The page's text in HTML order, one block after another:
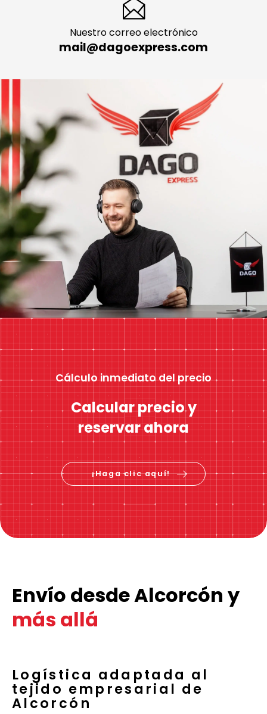
Nuestro correo electrónico
mail@dagoexpress.com
Cálculo inmediato del precio
Calcular precio y
reservar ahora
¡Haga clic aquí!
Envío desde Alcorcón y
más allá
Logística adaptada al
tejido empresarial de
Alcorcón